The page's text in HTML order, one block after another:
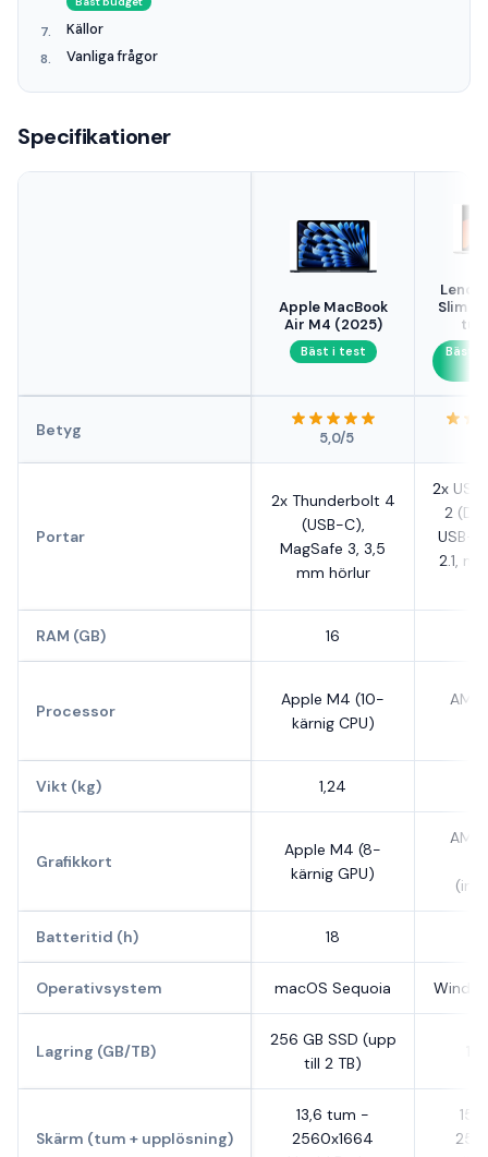
Specifikationer
Apple MacBook
Air M4 (2025)
Bäst i test
Slim 5
Bästa
Betyg 5,0/5
Portar
2x Thunderbolt 4
(USB-C),
MagSafe 3, 3,5
mm hörlur
2x
2 (DP
USB-A
2.1,
RAM (GB) 16
Processor
Apple M4 (10-
kärnig CPU)
AMD
Vikt (kg) 1,24
Grafikkort
Apple M4 (8-
kärnig GPU)
AMD
Batteritid (h) 18
Operativsystem macOS Sequoia
Lagring (GB/TB)
256 GB SSD (upp
till 2 TB)
Skärm (tum + upplösning)
13,6 tum -
2560x1664
Källor
Vanliga frågor